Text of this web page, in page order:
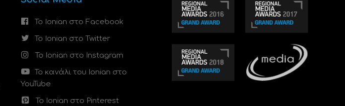
Το Ionian στο Facebook
Το Ionian στο Twitter
Το Ionian στο Instagram
Το κανάλι του Ionian στο
YouTube
Το Ionian στο Pinterest